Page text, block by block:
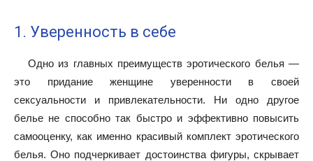
1. Уверенность в себе
Одно из главных преимуществ эротического белья —
это придание женщине уверенности в своей
сексуальности и привлекательности. Ни одно другое
белье не способно так быстро и эффективно повысить
самооценку, как именно красивый комплект эротического
белья. Оно подчеркивает достоинства фигуры, скрывает